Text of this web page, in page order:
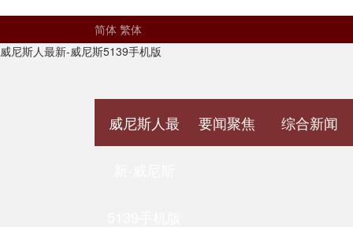
简体 繁体
威尼斯人最新-威尼斯5139手机版
威尼斯人最 要闻聚焦 综合新闻